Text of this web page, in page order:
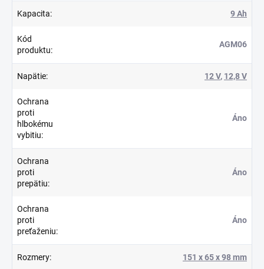
Kapacita: 9 Ah
Kód
produktu:
AGM06
Napätie: 12 V, 12,8 V
Ochrana
proti
hlbokému
vybitiu:
Áno
Ochrana
proti
prepätiu:
Áno
Ochrana
proti
preťaženiu:
Áno
Rozmery: 151 x 65 x 98 mm